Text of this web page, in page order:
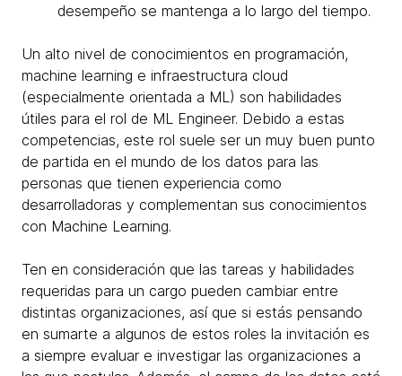
desempeño se mantenga a lo largo del tiempo.
Un alto nivel de conocimientos en programación,
machine learning e infraestructura cloud
(especialmente orientada a ML) son habilidades
útiles para el rol de ML Engineer. Debido a estas
competencias, este rol suele ser un muy buen punto
de partida en el mundo de los datos para las
personas que tienen experiencia como
desarrolladoras y complementan sus conocimientos
con Machine Learning.
Ten en consideración que las tareas y habilidades
requeridas para un cargo pueden cambiar entre
distintas organizaciones, así que si estás pensando
en sumarte a algunos de estos roles la invitación es
a siempre evaluar e investigar las organizaciones a